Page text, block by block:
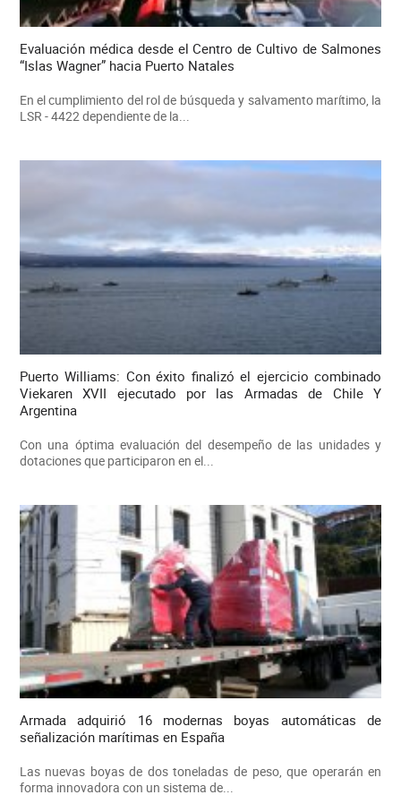
Evaluación médica desde el Centro de Cultivo de Salmones
“Islas Wagner” hacia Puerto Natales
En el cumplimiento del rol de búsqueda y salvamento marítimo, la
LSR - 4422 dependiente de la...
Puerto Williams: Con éxito finalizó el ejercicio combinado
Viekaren XVII ejecutado por las Armadas de Chile Y
Argentina
Con una óptima evaluación del desempeño de las unidades y
dotaciones que participaron en el...
Armada adquirió 16 modernas boyas automáticas de
señalización marítimas en España
Las nuevas boyas de dos toneladas de peso, que operarán en
forma innovadora con un sistema de...